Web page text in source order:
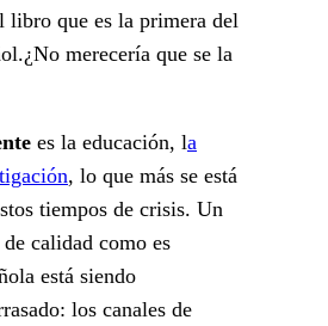
libro que es la primera del
merecería que se la
es la educación, la
, lo que más se está
tiempos de crisis. Un
calidad como es
está siendo
los canales de